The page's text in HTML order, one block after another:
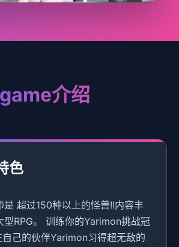
game介绍
色
是 超过150种以上的怪兽!!内容丰
型RPG。 训练你的Yarimon挑战冠
己的伙伴Yarimon习得超无敌的